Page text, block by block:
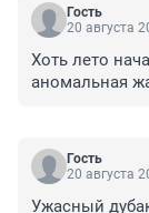
Гость
20 августа
Хоть лето
аномальная
Гость
20 августа
Ужасный